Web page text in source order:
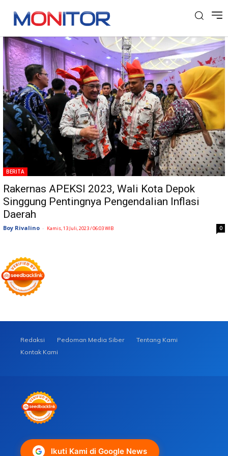
Tag: Makasar
BERITA
Rakernas APEKSI 2023, Wali Kota Depok
Singgung Pentingnya Pengendalian Inflasi
Daerah
Boy Rivalino - Kamis, 13 Juli, 2023 / 06:03 WIB 0
Redaksi Pedoman Media Siber
Tentang Kami
Kontak Kami
Ikuti Kami di Google News